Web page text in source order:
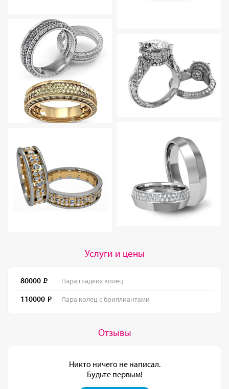
Услуги и цены
80000 Пара гладких колец
110000 Пара колец с бриллиантами
Отзывы
Никто ничего не написал.
Будьте первым!